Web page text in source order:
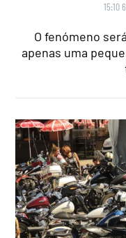
15:10
O fenómeno
apenas uma